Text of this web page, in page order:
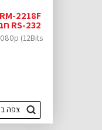
RS-232 חברת AV-LINK
(12Bits...
צפה